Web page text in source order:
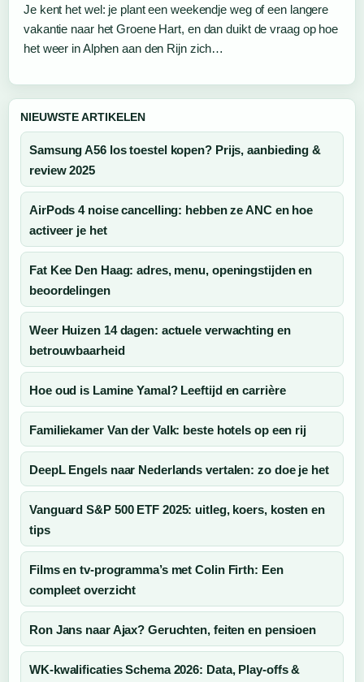
Je kent het wel: je plant een weekendje weg of een langere
vakantie naar het Groene Hart, en dan duikt de vraag op hoe
het weer in Alphen aan den Rijn zich…
NIEUWSTE ARTIKELEN
Samsung A56 los toestel kopen? Prijs, aanbieding &
review 2025
AirPods 4 noise cancelling: hebben ze ANC en hoe
activeer je het
Fat Kee Den Haag: adres, menu, openingstijden en
beoordelingen
Weer Huizen 14 dagen: actuele verwachting en
betrouwbaarheid
Hoe oud is Lamine Yamal? Leeftijd en carrière
Familiekamer Van der Valk: beste hotels op een rij
DeepL Engels naar Nederlands vertalen: zo doe je het
Vanguard S&P 500 ETF 2025: uitleg, koers, kosten en
tips
Films en tv-programma’s met Colin Firth: Een
compleet overzicht
Ron Jans naar Ajax? Geruchten, feiten en pensioen
WK-kwalificaties Schema 2026: Data, Play-offs &